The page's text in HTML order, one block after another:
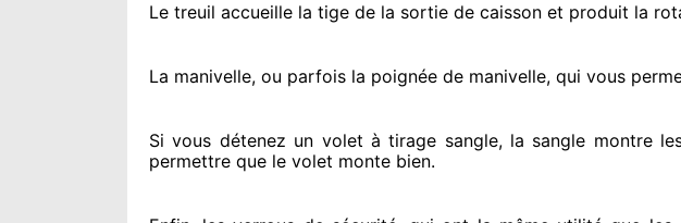
Le treuil accueille la tige de la sortie de caisson et produit la
La manivelle, ou parfois la poignée de manivelle, qui vous
Si vous détenez un volet à tirage sangle, la sangle montre
permettre que le volet monte bien.